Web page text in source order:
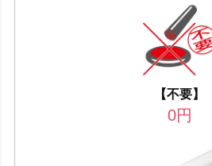
【不要】
0円